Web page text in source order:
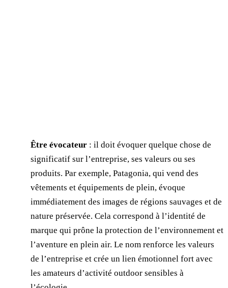
Être évocateur : il doit évoquer quelque chose de
significatif sur l’entreprise, ses valeurs ou ses
produits. Par exemple, Patagonia, qui vend des
vêtements et équipements de plein, évoque
immédiatement des images de régions sauvages et de
nature préservée. Cela correspond à l’identité de
marque qui prône la protection de l’environnement et
l’aventure en plein air. Le nom renforce les valeurs
de l’entreprise et crée un lien émotionnel fort avec
les amateurs d’activité outdoor sensibles à